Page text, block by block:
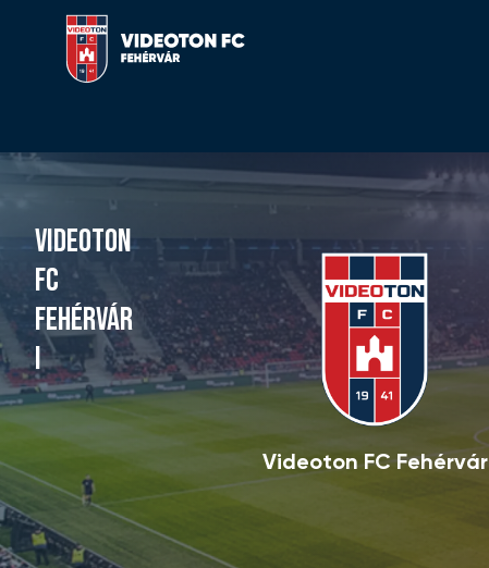
VIDEOTON
FC
FEHÉRVÁR
I
Videoton FC Fehérvár